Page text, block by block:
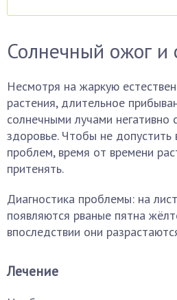
Солнечный ожог
Несмотря на жаркую
растения, длительное
солнечными лучами негативно
здоровье. Чтобы не допустить
проблем, время от времени
притенять.
Диагностика проблемы: на
появляются рваные пятна
впоследствии они
Лечение